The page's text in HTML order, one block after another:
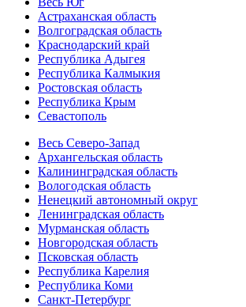
Астраханская область
Волгоградская область
Краснодарский край
Республика Адыгея
Республика Калмыкия
Ростовская область
Республика Крым
Севастополь
Весь Северо-Запад
Архангельская область
Калининградская область
Вологодская область
Ненецкий автономный округ
Ленинградская область
Мурманская область
Новгородская область
Псковская область
Республика Карелия
Республика Коми
Санкт-Петербург